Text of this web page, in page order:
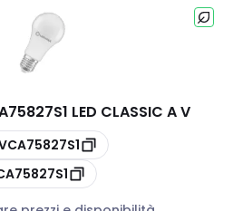
LED CLASSIC A V